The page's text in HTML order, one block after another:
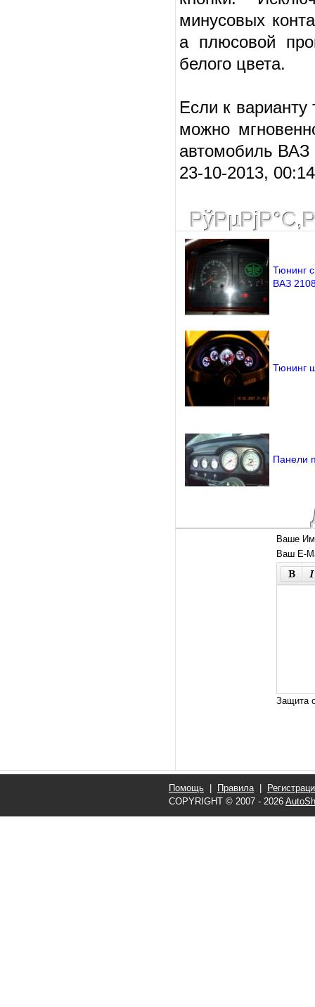
минусовых
а плюсовой
белого цвета.
Если к варианту
можно
автомобиль ВАЗ
23-10-2013,
Тюнинг
ВАЗ
Тюнинг
Панели
Ваше
Ваш E-
Защита
Помощь Правила|
COPYRIGHT © 2007 - 2026